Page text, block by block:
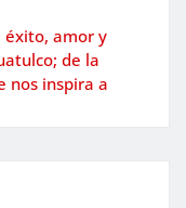
éxito, amor y
de la
nos inspira a